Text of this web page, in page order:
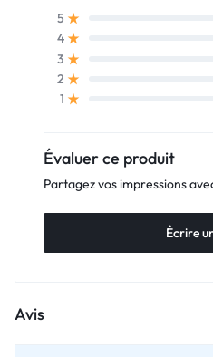
5
4
3
2
1
Évaluer ce produit
Partagez vos impressions
Écrire
Avis